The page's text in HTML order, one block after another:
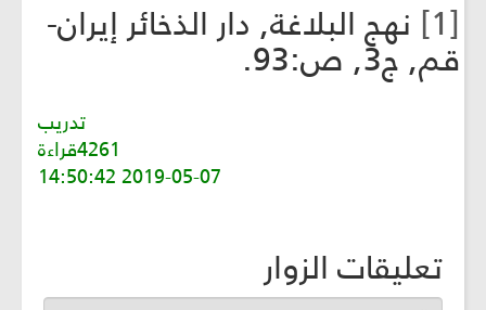
[1] نهج البلاغة, دار الذخائر إيران-
قم, ج3, ص:93.
تدريب
4261قراءة
2019-05-07 14:50:42
تعليقات الزوار